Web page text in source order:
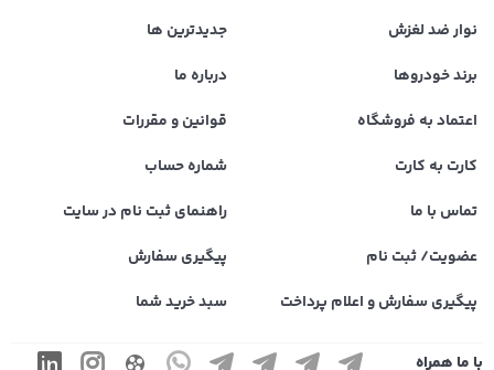
نوار ضد لغزش
جدیدترین ها
برند خودروها
درباره ما
اعتماد به فروشگاه
قوانین و مقررات
کارت به کارت
شماره حساب
تماس با ما
راهنمای ثبت نام در سایت
عضویت/ ثبت نام
پیگیری سفارش
پیگیری سفارش و اعلام پرداخت
سبد خرید شما
با ما همراه